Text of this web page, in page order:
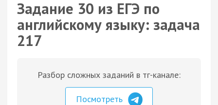
Задание 30 из ЕГЭ по
английскому языку: задача
217
Разбор сложных заданий в тг-канале:
Посмотреть